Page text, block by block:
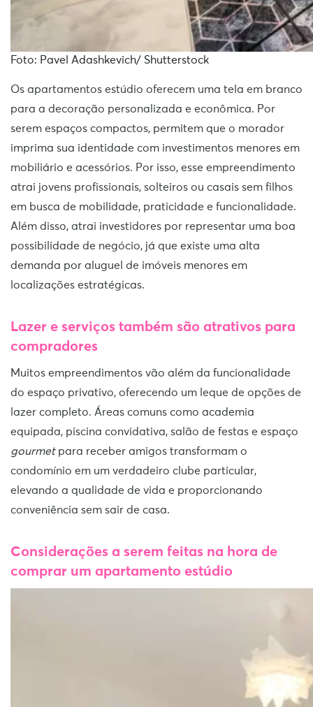
Foto: Pavel Adashkevich/ Shutterstock
Os apartamentos estúdio oferecem uma tela em branco
para a decoração personalizada e econômica. Por
serem espaços compactos, permitem que o morador
imprima sua identidade com investimentos menores em
mobiliário e acessórios. Por isso, esse empreendimento
atrai jovens profissionais, solteiros ou casais sem filhos
em busca de mobilidade, praticidade e funcionalidade.
Além disso, atrai investidores por representar uma boa
possibilidade de negócio, já que existe uma alta
demanda por aluguel de imóveis menores em
localizações estratégicas.
Lazer e serviços também são atrativos para
compradores
Muitos empreendimentos vão além da funcionalidade
do espaço privativo, oferecendo um leque de opções de
lazer completo. Áreas comuns como academia
equipada, piscina convidativa, salão de festas e espaço
gourmetpara receber amigos transformam o
condomínio em um verdadeiro clube particular,
elevando a qualidade de vida e proporcionando
conveniência sem sair de casa.
Considerações a serem feitas na hora de
comprar um apartamento estúdio